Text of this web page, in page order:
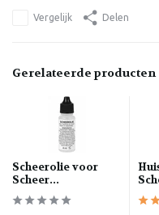
Vergelijk Delen
Gerelateerde producten
Scheerolie voor
Scheer...